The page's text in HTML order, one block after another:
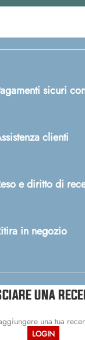
sicuri
clienti
e diritto di
in negozio
UNA
una tua
LOGIN